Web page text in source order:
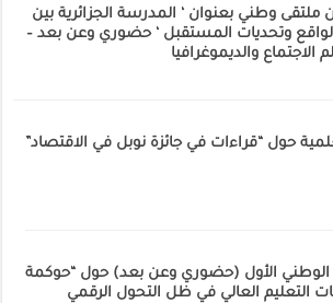
ملتقى وطني بعنوان ‘ المدرسة الجزائرية بين
وتحديات المستقبل ‘ حضوري وعن بعد –
والديموغرافيا
حول “قراءات في جائزة نوبل في الاقتصاد”
الوطني الأول (حضوري وعن بعد) حول “حوكمة
العالي في ظل التحول الرقمي